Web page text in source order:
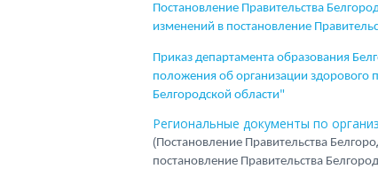
Постановление Правительства
изменений в постановление
Приказ департамента образования
положения об организации здорового
Белгородской области"
Региональные документы по
(Постановление Правительства
постановление Правительства